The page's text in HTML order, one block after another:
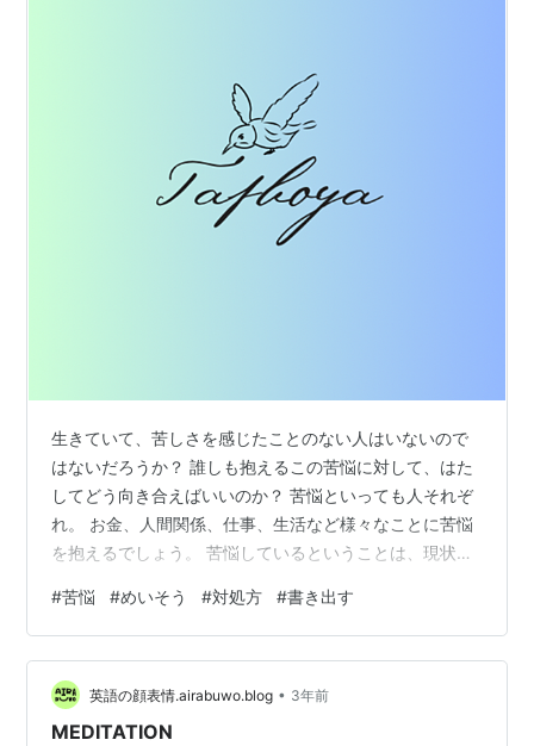
生きていて、苦しさを感じたことのない人はいないので
はないだろうか？ 誰しも抱えるこの苦悩に対して、はた
してどう向き合えばいいのか？ 苦悩といっても人それぞ
れ。 お金、人間関係、仕事、生活など様々なことに苦悩
を抱えるでしょう。 苦悩しているということは、現状に
しむことはないでしょう。 苦悩するからこそ、現状を把
握し、向き合って どう改善しようかという考えが、生ま
れるのではないだろうか？ とはいっても、つらいという
現状は中々変えられない。 苦悩に囚われ過ぎると、足元
をすくわれてしまう。 一時的に回避することは難しくな
#苦悩 #めいそう #対処方 #書き出す
英語の顔表情.airabuwo.blog • 3年前
MEDITATION